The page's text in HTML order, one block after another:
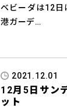
ベビーダは12日
港ガーデ…
2021.12.01
12月5日サン
ット